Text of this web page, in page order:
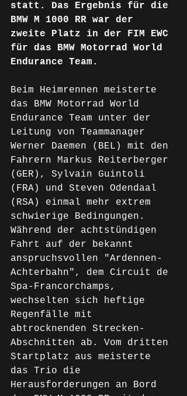
statt. Das Ergebnis für die
BMW M 1000 RR war der
zweite Platz in der FIM EWC
für das BMW Motorrad World
Endurance Team.
Beim Heimrennen meisterte
das BMW Motorrad World
Endurance Team unter der
Leitung von Teammanager
Werner Daemen (BEL) mit den
Fahrern Markus Reiterberger
(GER), Sylvain Guintoli
(FRA) und Steven Odendaal
(RSA) einmal mehr extrem
schwierige Bedingungen.
Während der achtstündigen
Fahrt auf der bekannt
anspruchsvollen "Ardennen-
Achterbahn", dem Circuit de
Spa-Francorchamps,
wechselten sich heftige
Regenfälle mit
abtrocknenden Strecken-
Abschnitten ab. Vom dritten
Startplatz aus meisterte
das Trio die
Herausforderungen an Bord